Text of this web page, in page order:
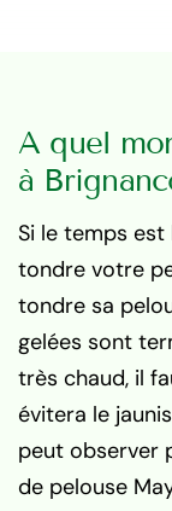
A quel
à
Si le temps
tondre votre
tondre sa
gelées sont
très chaud, il
évitera le
peut observer
de pelouse